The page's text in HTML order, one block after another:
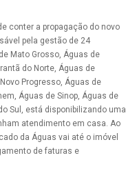
conter a propagação do novo
pela gestão de 24
Mato Grosso, Águas de
do Norte, Águas de
Progresso, Águas de
Águas de Sinop, Águas de
Sul, está disponibilizando uma
atendimento em casa. Ao
da Águas vai até o imóvel
de faturas e